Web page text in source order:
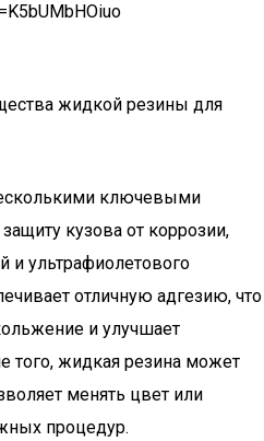
жидкой резины для
ключевыми
кузова от коррозии,
и ультрафиолетового
отличную адгезию, что
и улучшает
того, жидкая резина может
менять цвет или
процедур.